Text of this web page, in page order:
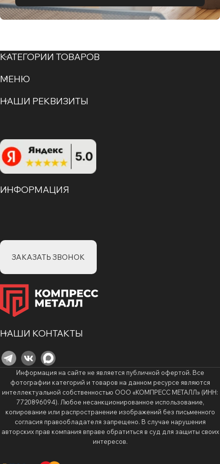
КАТЕГОРИИ ТОВАРОВ
МЕНЮ
НАШИ РЕКВИЗИТЫ
ИНФОРМАЦИЯ
ЗАКАЗАТЬ ЗВОНОК
НАШИ КОНТАКТЫ
Информация на сайте не является публичной офертой. Все
фотографии категорий и товаров на данном ресурсе являются
интеллектуальной собственностью ООО «КОМПРЕСС МЕТАЛЛ» (ИНН:
7720896094). Любое несанкционированное использование,
копирование или распространение изображений без письменного
согласия правообладателя запрещено. В случае нарушения
авторских прав компания вправе обратиться в суд для защиты своих
интересов.